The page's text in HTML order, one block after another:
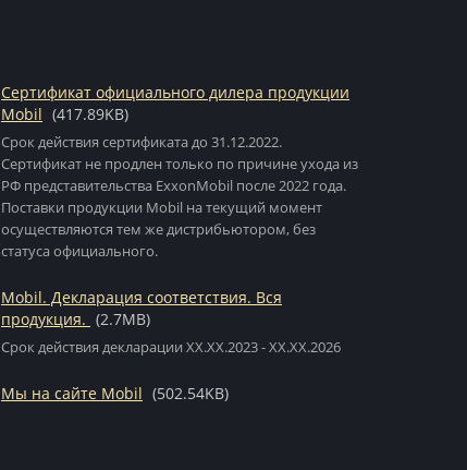
Сертификат официального дилера продукции
Mobil (417.89KB)
Срок действия сертификата до 31.12.2022.
Сертификат не продлен только по причине ухода из
РФ представительства ExxonMobil после 2022 года.
Поставки продукции Mobil на текущий момент
осуществляются тем же дистрибьютором, без
статуса официального.
Mobil. Декларация соответствия. Вся
продукция. (2.7MB)
Срок действия декларации XX.XX.2023 - XX.XX.2026
Мы на сайте Mobil (502.54KB)